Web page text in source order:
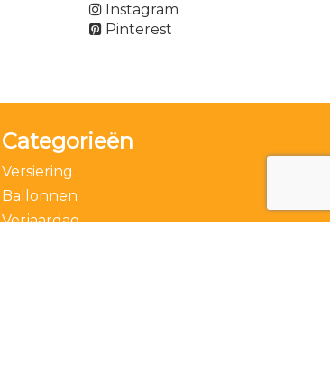
Instagram
Pinterest
Categorieën
Versiering
Ballonnen
Verjaardag